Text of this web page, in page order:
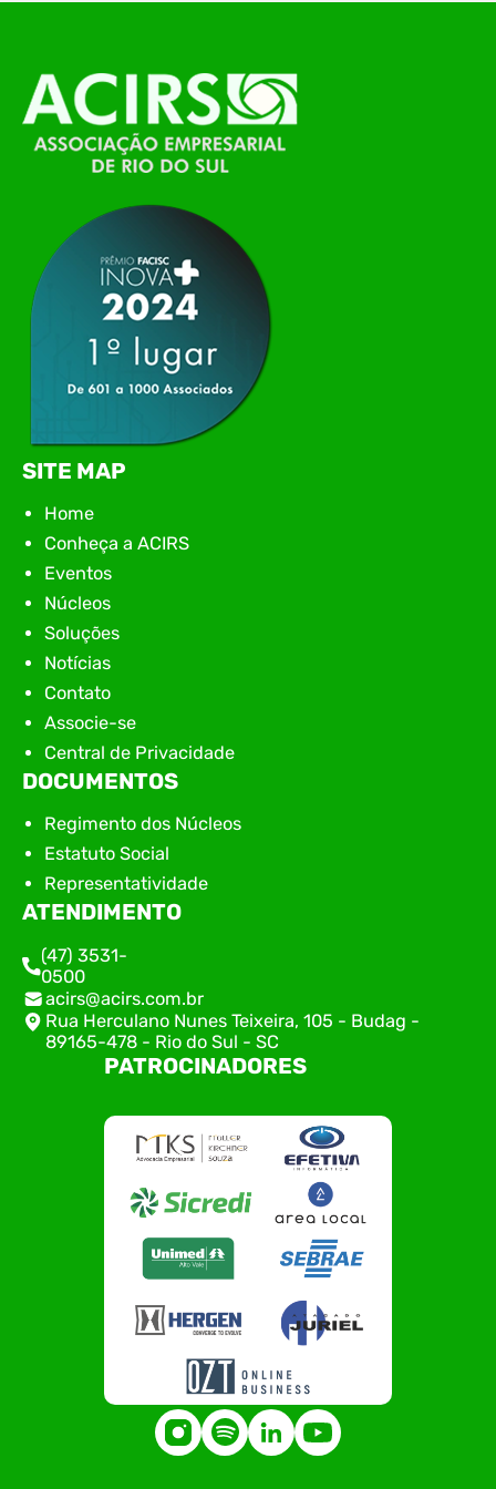
O Polo ACATE-ACIRS, por meio do NIAVI – Núcleo
de Tecnologia da Informação do Alto Vale do
Itajaí, realizou, no dia 21 de julho, o evento
Conexão Tech NIAVI, reunindo empresas de
tecnologia da região para uma noite de
apresentação de novas iniciativas para o setor. O
encontro aconteceu em Rio…
SITE MAP
Home
Conheça a ACIRS
Eventos
Núcleos
Soluções
Notícias
Contato
Associe-se
Central de Privacidade
DOCUMENTOS
Regimento dos Núcleos
Estatuto Social
Representatividade
ATENDIMENTO
(47) 3531-
0500
acirs@acirs.com.br
Rua Herculano Nunes Teixeira, 105 - Budag -
89165-478 - Rio do Sul - SC
PATROCINADORES